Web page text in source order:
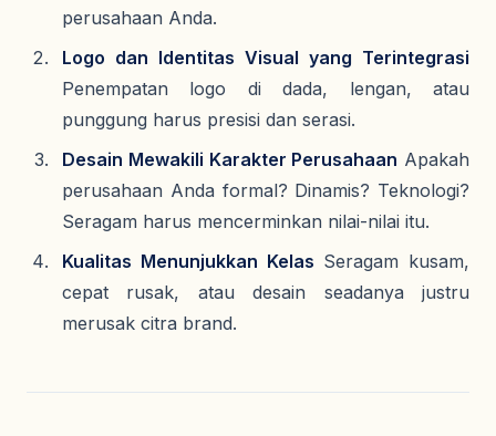
perusahaan Anda.
Logo dan Identitas Visual yang Terintegrasi
Penempatan logo di dada, lengan, atau
punggung harus presisi dan serasi.
Desain Mewakili Karakter Perusahaan Apakah
perusahaan Anda formal? Dinamis? Teknologi?
Seragam harus mencerminkan nilai-nilai itu.
Kualitas Menunjukkan Kelas Seragam kusam,
cepat rusak, atau desain seadanya justru
merusak citra brand.